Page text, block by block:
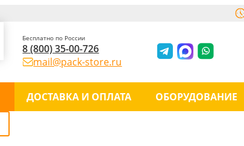
Бесплатно по России
8 (800) 35-00-726
mail@pack-store.ru
ДОСТАВКА И ОПЛАТА ОБОРУДОВАНИЕ